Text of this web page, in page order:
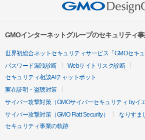
GMOインターネットグループのセキュリティ
世界初総合ネットセキュリティサービス「GMOセキュ
パスワード漏洩診断
Webサイトリスク診断
セキュリティ相談AIチャットボット
実在証明・盗聴対策
サイバー攻撃対策（GMOサイバーセキュリティ byイエ
サイバー攻撃対策（GMO Flatt Security）
なりすま
セキュリティ事業の軌跡